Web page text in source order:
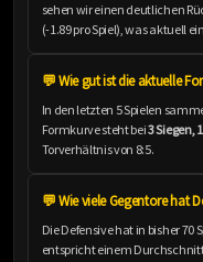
sehen wir einen deutlichen
(-1.89 pro Spiel), was aktuell
💬 Wie gut ist die aktuelle
In den letzten 5 Spielen
Formkurve steht bei3 Siegen,
Torverhältnis von 8:5.
💬 Wie viele Gegentore hat
Die Defensive hat in bisher 70
entspricht einem Durchschnitt